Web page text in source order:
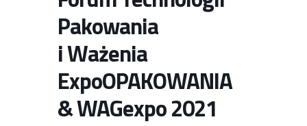
Pakowania
i Ważenia
ExpoOPAKOWANIA
& WAGexpo 2021